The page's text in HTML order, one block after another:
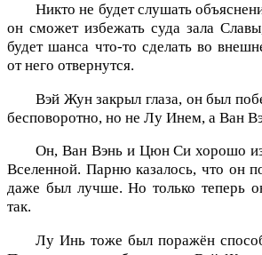
Никто не будет слушать
он сможет избежать суда зала
будет шанса что-то сделать во
от него отвернутся.
Вэй Жун закрыл глаза, он был
бесповоротно, но не Лу Инем, а Ван
Он, Ван Вэнь и Цюн Си хорошо
Вселенной. Парню казалось, что он
даже был лучше. Но только теперь
так.
Лу Инь тоже был поражён